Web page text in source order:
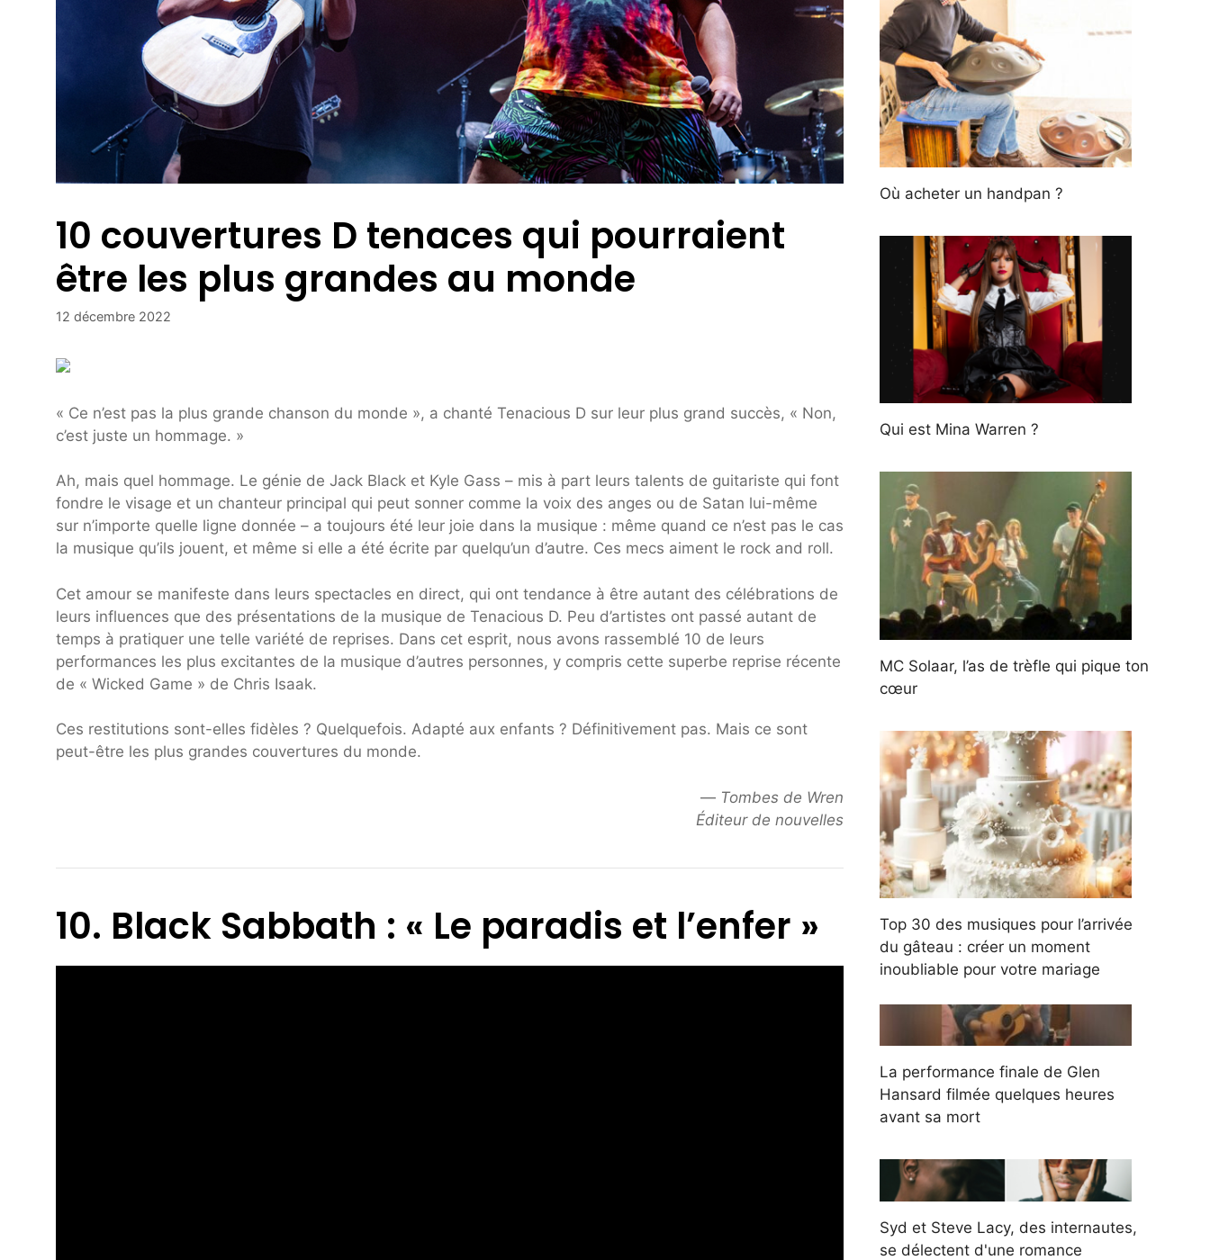
10 couvertures D tenaces qui pourraient
être les plus grandes au monde
12 décembre 2022
« Ce n’est pas la plus grande chanson du monde », a chanté Tenacious D sur leur plus grand succès, « Non,
c’est juste un hommage. »
Ah, mais quel hommage. Le génie de Jack Black et Kyle Gass – mis à part leurs talents de guitariste qui font
fondre le visage et un chanteur principal qui peut sonner comme la voix des anges ou de Satan lui-même
sur n’importe quelle ligne donnée – a toujours été leur joie dans la musique : même quand ce n’est pas le cas
la musique qu’ils jouent, et même si elle a été écrite par quelqu’un d’autre. Ces mecs aiment le rock and roll.
Cet amour se manifeste dans leurs spectacles en direct, qui ont tendance à être autant des célébrations de
leurs influences que des présentations de la musique de Tenacious D. Peu d’artistes ont passé autant de
temps à pratiquer une telle variété de reprises. Dans cet esprit, nous avons rassemblé 10 de leurs
performances les plus excitantes de la musique d’autres personnes, y compris cette superbe reprise récente
de « Wicked Game » de Chris Isaak.
Ces restitutions sont-elles fidèles ? Quelquefois. Adapté aux enfants ? Définitivement pas. Mais ce sont
peut-être les plus grandes couvertures du monde.
— Tombes de Wren
Éditeur de nouvelles
10. Black Sabbath : « Le paradis et l’enfer »
Où acheter un handpan ?
Qui est Mina Warren ?
MC Solaar, l’as de trèfle qui pique ton
cœur
Top 30 des musiques pour l’arrivée
du gâteau : créer un moment
inoubliable pour votre mariage
La performance finale de Glen
Hansard filmée quelques heures
avant sa mort
Syd et Steve Lacy, des internautes,
se délectent d'une romance